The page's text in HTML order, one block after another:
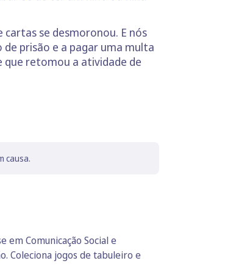
se desmoronou. E nós
de prisão e a pagar uma multa
que retomou a atividade de
causa.
em Comunicação Social e
Coleciona jogos de tabuleiro e